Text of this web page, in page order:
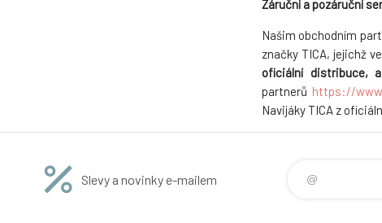
Záruční a pozáruční
Našim obchodním
značky TICA, jejichž
oficiální distribuce,
partnerů https://
Navijáky TICA z
Slevy a novinky e-mailem